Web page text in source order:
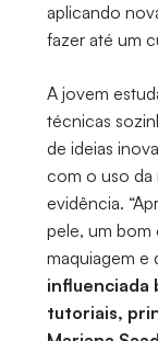
aplicando
fazer até um
A jovem
técnicas
de ideias
com o uso da
evidência.
pele, um bom
maquiagem e
influenciada
tutoriais,